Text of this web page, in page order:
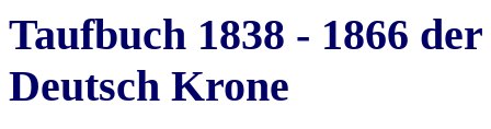
Taufbuch 1838 - 1866
Deutsch Krone